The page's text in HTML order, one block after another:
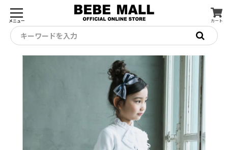
メニュー カート
キーワードを入力